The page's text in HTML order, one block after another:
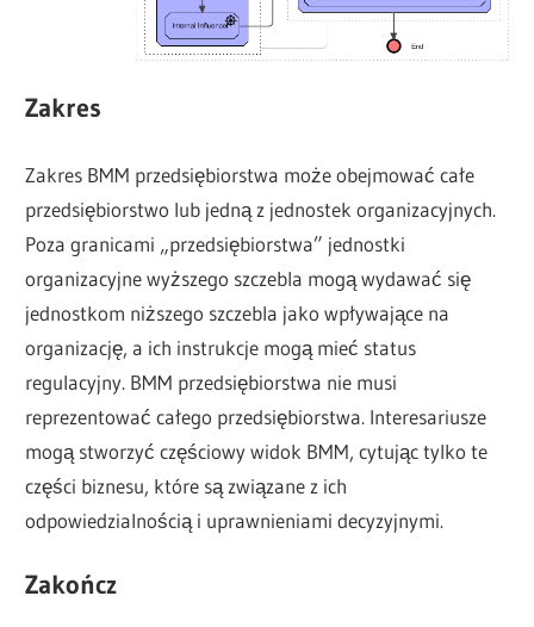
Zakres
Zakres BMM przedsiębiorstwa może obejmować całe
przedsiębiorstwo lub jedną z jednostek organizacyjnych.
Poza granicami „przedsiębiorstwa” jednostki
organizacyjne wyższego szczebla mogą wydawać się
jednostkom niższego szczebla jako wpływające na
organizację, a ich instrukcje mogą mieć status
regulacyjny. BMM przedsiębiorstwa nie musi
reprezentować całego przedsiębiorstwa. Interesariusze
mogą stworzyć częściowy widok BMM, cytując tylko te
części biznesu, które są związane z ich
odpowiedzialnością i uprawnieniami decyzyjnymi.
Zakończ